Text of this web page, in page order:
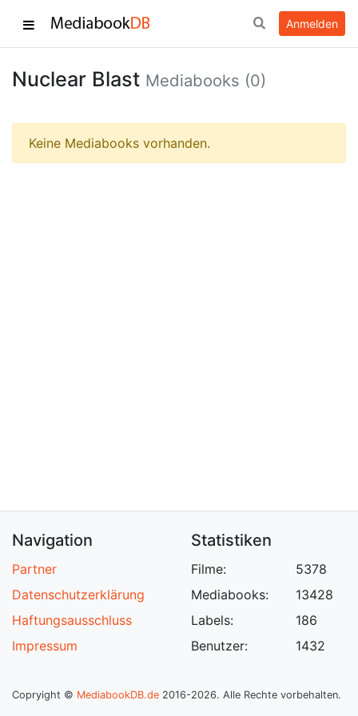
Anmelden
Nuclear Blast Mediabooks (0)
Keine Mediabooks vorhanden.
Navigation
Partner
Datenschutzerklärung
Haftungsausschluss
Impressum
Statistiken
Filme:
Mediabooks:
Labels:
Benutzer:
5378
13428
186
1432
Copryight © MediabookDB.de 2016-2026. Alle Rechte vorbehalten.